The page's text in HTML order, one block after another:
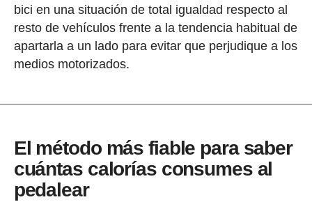
bici en una situación de total igualdad respecto al
resto de vehículos frente a la tendencia habitual de
apartarla a un lado para evitar que perjudique a los
medios motorizados.
El método más fiable para saber
cuántas calorías consumes al
pedalear